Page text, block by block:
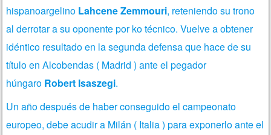
hispanoargelino Lahcene Zemmouri, reteniendo su trono
al derrotar a su oponente por ko técnico. Vuelve a obtener
idéntico resultado en la segunda defensa que hace de su
título en Alcobendas ( Madrid ) ante el pegador
húngaro Robert Isaszegi.
Un año después de haber conseguido el campeonato
europeo, debe acudir a Milán ( Italia ) para exponerlo ante el